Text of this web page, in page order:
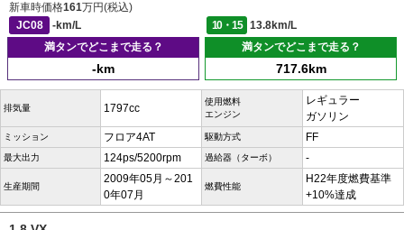
新車時価格161万円(税込)
JC08
-km/L 10・15
13.8km/L
満タンでどこまで走る？
-km
満タンでどこまで走る？
717.6km
排気量 1797cc
使用燃料
エンジン
レギュラー
ガソリン
ミッション フロア4AT 駆動方式 FF
最大出力 124ps/5200rpm 過給器（ターボ） -
生産期間
2009年05月～201
0年07月
燃費性能
H22年度燃費基準
+10%達成